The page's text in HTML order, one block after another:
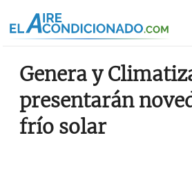
Genera y
presentarán
frío solar